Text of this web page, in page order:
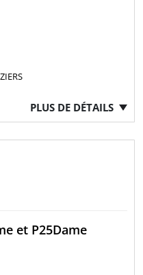
PLUS DE DÉTAILS
et P25Dame